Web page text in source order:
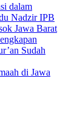
dalam
Nadzir IPB
Jawa Barat
Sudah
di Jawa